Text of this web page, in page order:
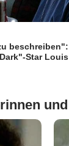
Star